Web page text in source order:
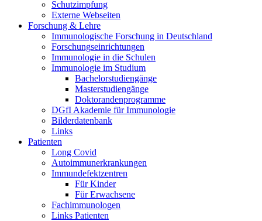
Schutzimpfung
Externe Webseiten
Forschung & Lehre
Immunologische Forschung in Deutschland
Forschungseinrichtungen
Immunologie in die Schulen
Immunologie im Studium
Bachelorstudiengänge
Masterstudiengänge
Doktorandenprogramme
DGfI Akademie für Immunologie
Bilderdatenbank
Links
Patienten
Long Covid
Autoimmunerkrankungen
Immundefektzentren
Für Kinder
Für Erwachsene
Fachimmunologen
Links Patienten